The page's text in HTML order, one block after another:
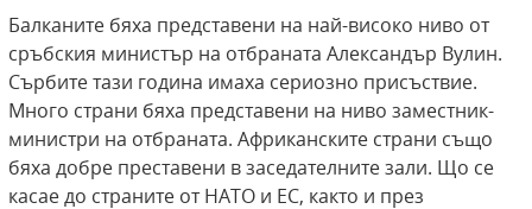
Балканите бяха представени на най-високо ниво от
сръбския министър на отбраната Александър Вулин.
Сърбите тази година имаха сериозно присъствие.
Много страни бяха представени на ниво заместник-
министри на отбраната. Африканските страни също
бяха добре преставени в заседателните зали. Що се
касае до страните от НАТО и ЕС, както и през